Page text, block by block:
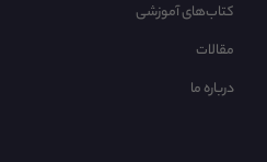
کتاب‌های آموزشی
مقالات
درباره ما